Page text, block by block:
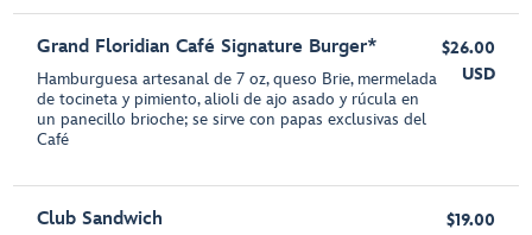
Grand Floridian Café Signature Burger*
Hamburguesa artesanal de 7 oz, queso Brie, mermelada
de tocineta y pimiento, alioli de ajo asado y rúcula en
un panecillo brioche; se sirve con papas exclusivas del
Café
$26.00
USD
Club Sandwich
$19.00